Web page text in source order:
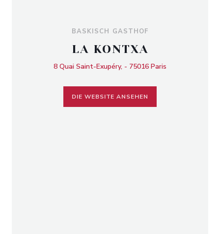
BASKISCH GASTHOF
LA KONTXA
8 Quai Saint-Exupéry, - 75016 Paris
DIE WEBSITE ANSEHEN